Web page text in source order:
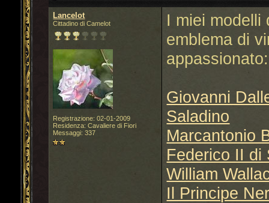
Lancelot
Cittadino di Camelot
Registrazione: 02-01-2009
Residenza: Cavaliere di Fiori
Messaggi: 337
I miei modelli
emblema di
appassionato:
Giovanni
Saladino
Marcantonio
Federico II di
William
Il Principe